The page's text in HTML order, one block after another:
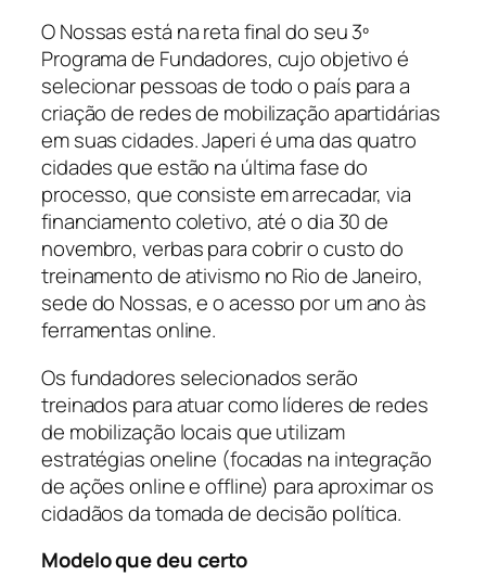
O Nossas está na reta final do seu 3º
Programa de Fundadores, cujo objetivo é
selecionar pessoas de todo o país para a
criação de redes de mobilização apartidárias
em suas cidades. Japeri é uma das quatro
cidades que estão na última fase do
processo, que consiste em arrecadar, via
financiamento coletivo, até o dia 30 de
novembro, verbas para cobrir o custo do
treinamento de ativismo no Rio de Janeiro,
sede do Nossas, e o acesso por um ano às
ferramentas online.
Os fundadores selecionados serão
treinados para atuar como líderes de redes
de mobilização locais que utilizam
estratégias oneline (focadas na integração
de ações online e offline) para aproximar os
cidadãos da tomada de decisão política.
Modelo que deu certo